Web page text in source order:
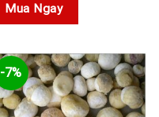
Mua Ngay
-7%